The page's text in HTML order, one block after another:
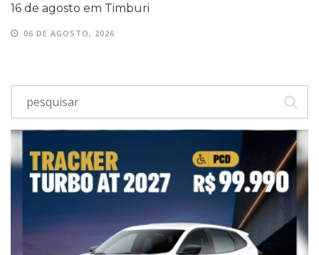
16 de agosto em Timburi
06 DE AGOSTO, 2026